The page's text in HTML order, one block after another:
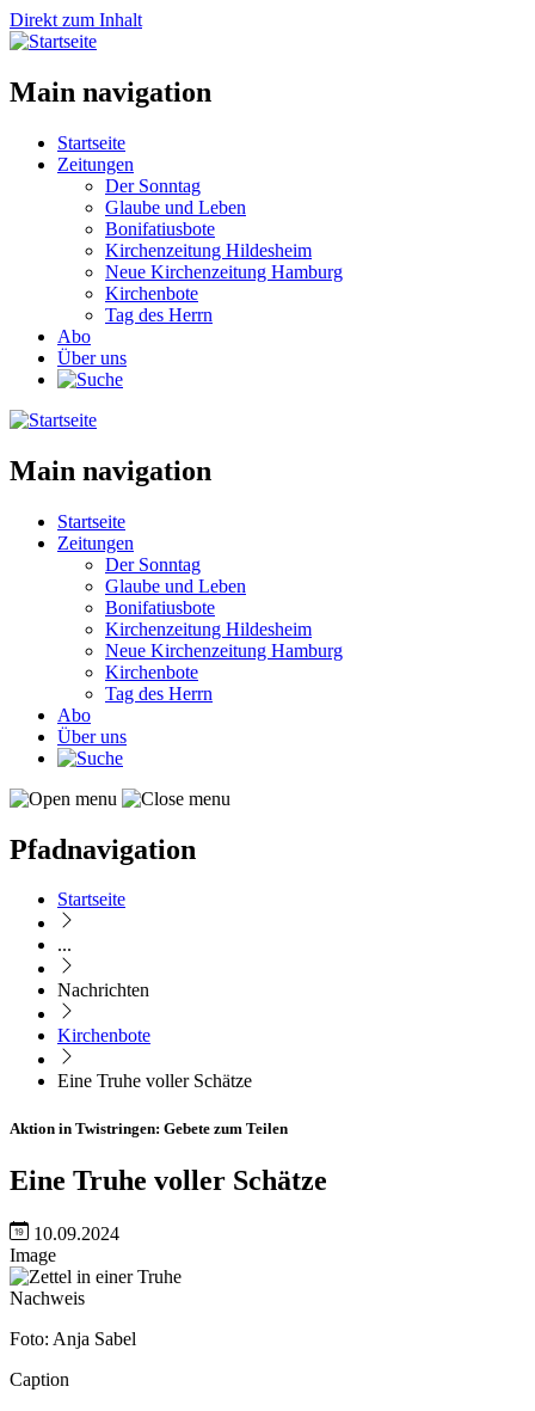
Direkt zum Inhalt
Main navigation
Startseite
Zeitungen
Der Sonntag
Glaube und Leben
Bonifatiusbote
Kirchenzeitung Hildesheim
Neue Kirchenzeitung Hamburg
Kirchenbote
Tag des Herrn
Abo
Über uns
Main navigation
Startseite
Zeitungen
Der Sonntag
Glaube und Leben
Bonifatiusbote
Kirchenzeitung Hildesheim
Neue Kirchenzeitung Hamburg
Kirchenbote
Tag des Herrn
Abo
Über uns
Pfadnavigation
Startseite
...
Nachrichten
Kirchenbote
Eine Truhe voller Schätze
Aktion in Twistringen: Gebete zum Teilen
Eine Truhe voller Schätze
10.09.2024
Image
Nachweis
Foto: Anja Sabel
Caption